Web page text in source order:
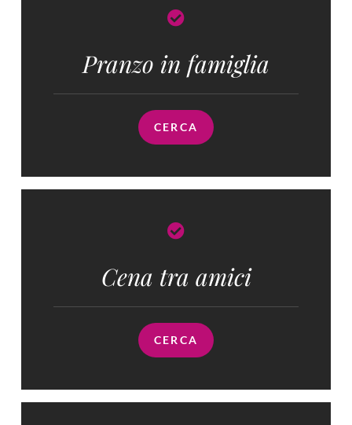
Pranzo in famiglia​
CERCA
Cena tra amici
CERCA